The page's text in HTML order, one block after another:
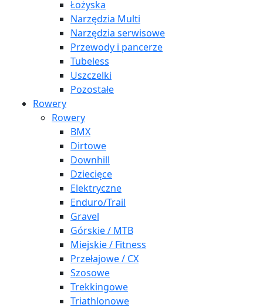
Łożyska
Narzędzia Multi
Narzędzia serwisowe
Przewody i pancerze
Tubeless
Uszczelki
Pozostałe
Rowery
Rowery
BMX
Dirtowe
Downhill
Dziecięce
Elektryczne
Enduro/Trail
Gravel
Górskie / MTB
Miejskie / Fitness
Przełajowe / CX
Szosowe
Trekkingowe
Triathlonowe